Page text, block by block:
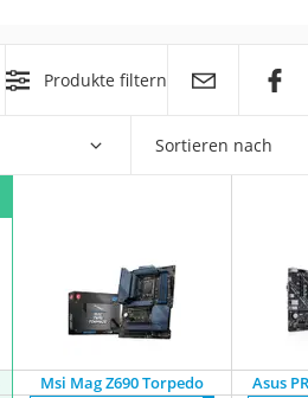
Produkte filtern
Sortieren nach
Msi Mag Z690 Torpedo Asus